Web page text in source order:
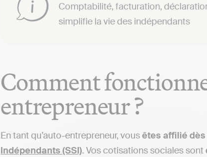
Comptabilité, facturation,
simplifie la vie des indépendants
Comment
entrepreneur ?
En tant qu’auto-entrepreneur, vousêtes affilié
Indépendants (SSI). Vos cotisations sociales sont